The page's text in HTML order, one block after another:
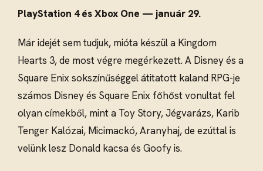
PlayStation 4 és Xbox One — január 29.
Már idejét sem tudjuk, mióta készül a Kingdom
Hearts 3, de most végre megérkezett. A Disney és a
Square Enix sokszínűséggel átitatott kaland RPG-je
számos Disney és Square Enix főhőst vonultat fel
olyan címekből, mint a Toy Story, Jégvarázs, Karib
Tenger Kalózai, Micimackó, Aranyhaj, de ezúttal is
velünk lesz Donald kacsa és Goofy is.